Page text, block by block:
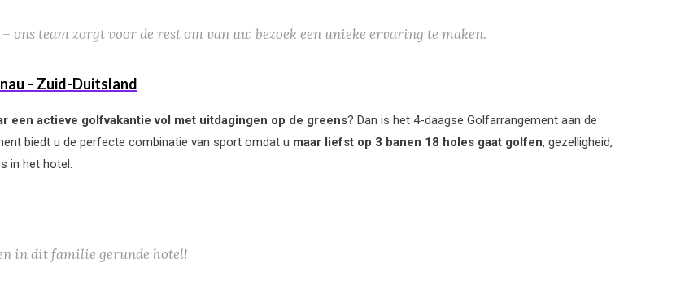
ons team zorgt voor de rest om van uw bezoek een unieke ervaring te maken.
– Zuid-Duitsland
een actieve golfvakantie vol met uitdagingen op de greens? Dan is het 4-daagse Golfarrangement aan de
biedt u de perfecte combinatie van sport omdat u maar liefst op 3 banen 18 holes gaat golfen, gezelligheid,
in het hotel.
in dit familie gerunde hotel!